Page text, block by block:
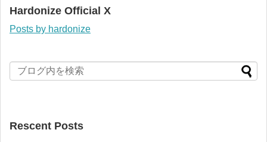
Hardonize Official X
Posts by hardonize
Rescent Posts